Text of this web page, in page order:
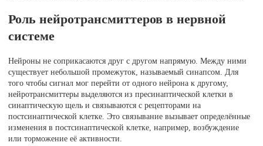
Роль нейротрансмиттеров в нервной
системе
Нейроны не соприкасаются друг с другом напрямую. Между ними
существует небольшой промежуток, называемый синапсом. Для
того чтобы сигнал мог перейти от одного нейрона к другому,
нейротрансмиттеры выделяются из пресинаптической клетки в
синаптическую щель и связываются с рецепторами на
постсинаптической клетке. Это связывание вызывает определённые
изменения в постсинаптической клетке, например, возбуждение
или торможение её активности.